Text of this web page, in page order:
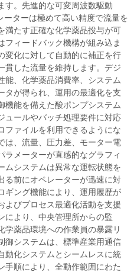
す。先進的な可変周波数駆動
ーターは極めて高い精度で流量を
満たす正確な化学薬品投与が可
フィードバック機構が組み込ま
変化に対して自動的に補正を行
貫した流量を維持します。デジ
能、化学薬品消費率、システム
タが得られ、運用の最適化を支
機能を備えた酸ポンプシステム
ュールやバッチ処理要件に対応
ファイルを利用できるようにな
は、流量、圧力差、モーター電
ラメーターが直感的なグラフィ
ムシステムは異常な運転状態を
る前にオペレーターが迅速に対
ギング機能により、運用履歴が
よびプロセス最適化活動を支援
により、中央管理所からの監
学薬品環境への作業員の暴露リ
御システムは、標準産業用通信
動化システムとシームレスに統
手順により、全動作範囲にわた